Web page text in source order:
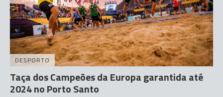
DESPORTO
Taça dos Campeões da Europa garantida até
2024 no Porto Santo